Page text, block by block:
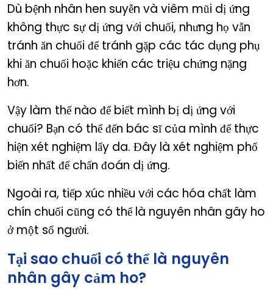
Dù bệnh nhân hen suyễn và viêm mũi dị ứng
không thực sự dị ứng với chuối, nhưng họ vẫn
tránh ăn chuối để tránh gặp các tác dụng phụ
khi ăn chuối hoặc khiến các triệu chứng nặng
hơn.
Vậy làm thế nào để biết mình bị dị ứng với
chuối? Bạn có thể đến bác sĩ của mình để thực
hiện xét nghiệm lẩy da. Đây là xét nghiệm phổ
biến nhất để chẩn đoán dị ứng.
Ngoài ra, tiếp xúc nhiều với các hóa chất làm
chín chuối cũng có thể là nguyên nhân gây ho
ở một số người.
Tại sao chuối có thể là nguyên
nhân gây cảm ho?